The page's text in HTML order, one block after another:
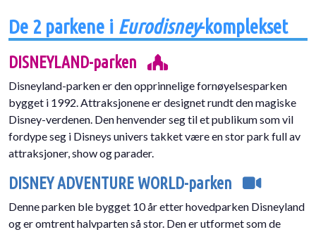
De 2 parkene i Eurodisney-komplekset
DISNEYLAND-parken
Disneyland-parken er den opprinnelige fornøyelsesparken
bygget i 1992. Attraksjonene er designet rundt den magiske
Disney-verdenen. Den henvender seg til et publikum som vil
fordype seg i Disneys univers takket være en stor park full av
attraksjoner, show og parader.
DISNEY ADVENTURE WORLD-parken
Denne parken ble bygget 10 år etter hovedparken Disneyland
og er omtrent halvparten så stor. Den er utformet som de